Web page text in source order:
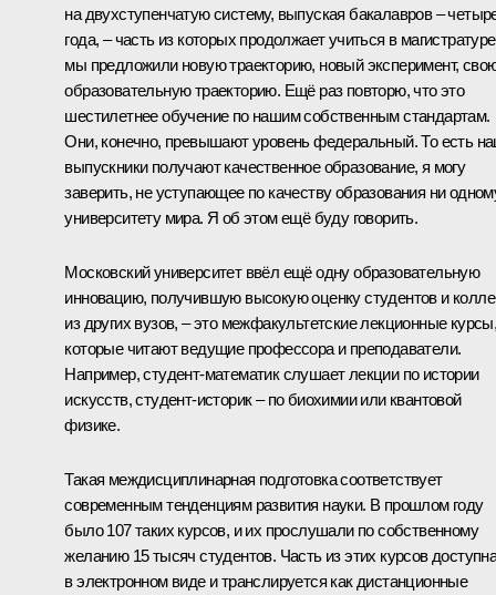
на двухступенчатую систему, выпуская бакалавров –
года, – часть из которых продолжает учиться в
мы предложили новую траекторию, новый эксперимент,
образовательную траекторию. Ещё раз повторю, что это
шестилетнее обучение по нашим собственным стандартам.
Они, конечно, превышают уровень федеральный. То есть
выпускники получают качественное образование, я могу
заверить, не уступающее по качеству образования ни
университету мира. Я об этом ещё буду говорить.
Московский университет ввёл ещё одну образовательную
инновацию, получившую высокую оценку студентов и
из других вузов, – это межфакультетские лекционные
которые читают ведущие профессора и преподаватели.
Например, студент-математик слушает лекции по истории
искусств, студент-историк – по биохимии или квантовой
физике.
Такая междисциплинарная подготовка соответствует
современным тенденциям развития науки. В прошлом году
было 107 таких курсов, и их прослушали по собственному
желанию 15 тысяч студентов. Часть из этих курсов
в электронном виде и транслируется как дистанционные